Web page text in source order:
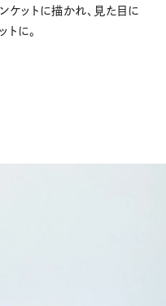
ットに描かれ、見た目に
トに。